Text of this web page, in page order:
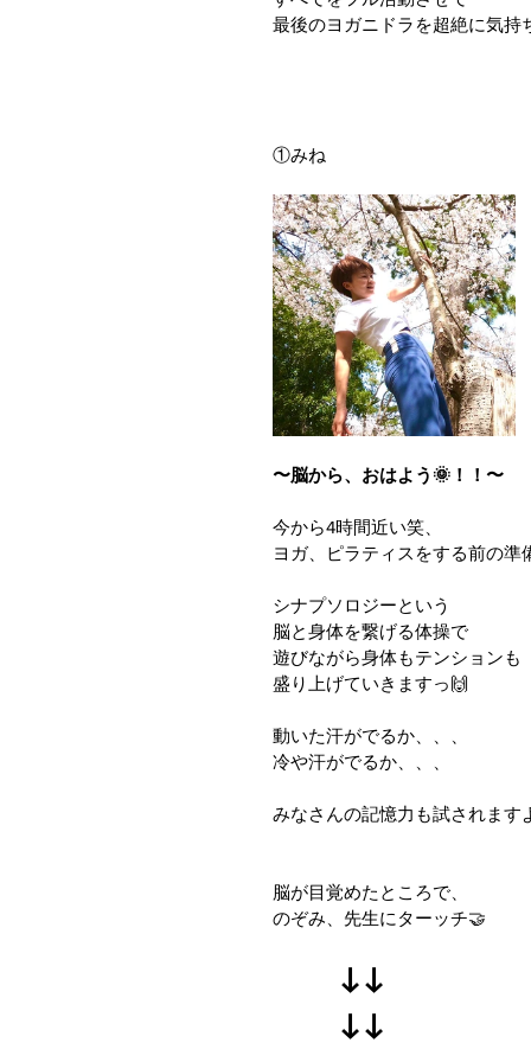
最後のヨガニドラを超絶に気持
①みね
〜脳から、おはよう🌞！！〜
今から4時間近い笑、
ヨガ、ピラティスをする前の準
シナプソロジーという
脳と身体を繋げる体操で
遊びながら身体もテンションも
盛り上げていきますっ🙌
動いた汗がでるか、、、
冷や汗がでるか、、、
みなさんの記憶力も試されます
脳が目覚めたところで、
のぞみ、先生にターッチ🤝
↓↓
↓↓